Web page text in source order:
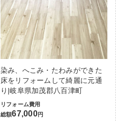
染み、へこみ・たわみができた
床をリフォームして綺麗に元通
り|岐阜県加茂郡八百津町
リフォーム費用
総額67,000円